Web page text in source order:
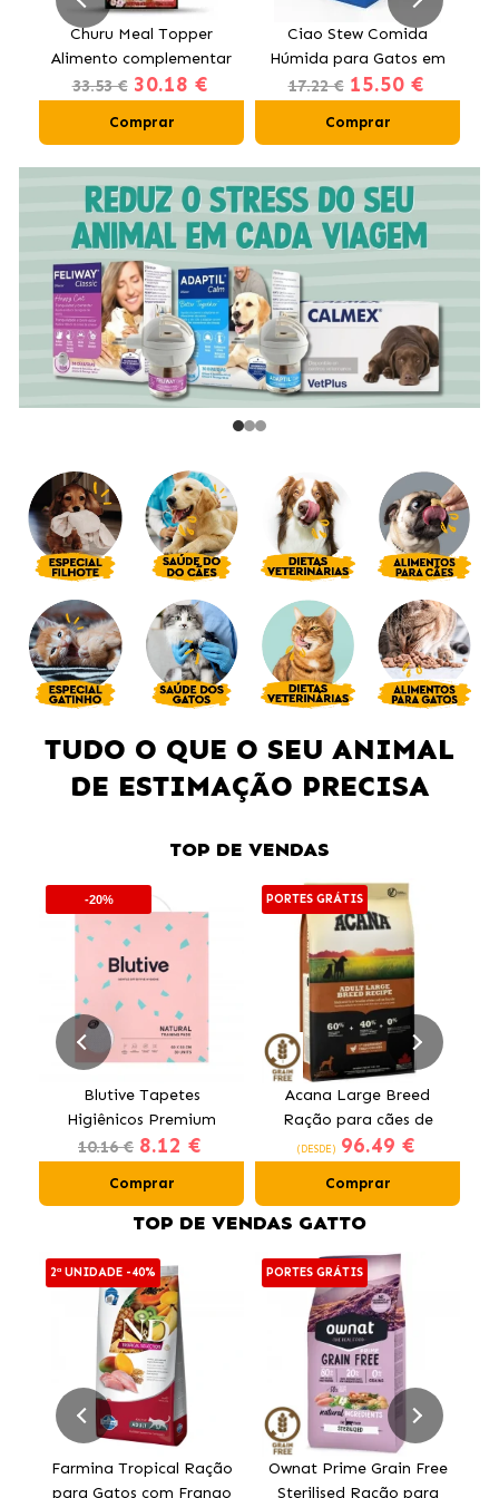
Churu Meal Topper
Alimento complementar
para cães com vaca
33.53 € 30.18 €
Comprar
Ciao Stew Comida
Húmida para Gatos em
Creme com Frango e
17.22 € 15.50 €
Comprar
TUDO O QUE O SEU ANIMAL
DE ESTIMAÇÃO PRECISA
TOP DE VENDAS
-20%
Blutive Tapetes
Higiênicos Premium
para Cães 60x60 cm
10.16 € 8.12 €
Comprar
PORTES GRÁTIS
Acana Large Breed
Ração para cães de
raças grandes com
(DESDE) 96.49 €
Comprar
TOP DE VENDAS GATTO
2ª UNIDADE -40%
Farmina Tropical Ração
para Gatos com Frango
PORTES GRÁTIS
Ownat Prime Grain Free
Sterilised Ração para